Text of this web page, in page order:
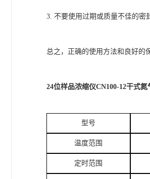
3. 不要使用过期或质量不佳的密
总之，正确的使用方法和良好的
24位样品浓缩仪CN100-12干式
型号
温度范围
定时范围